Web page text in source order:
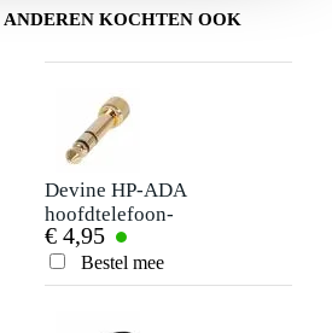
Schrijf zelf een review
Je naam
Je beoordeling
Er zijn nog geen reviews voor dit product.
ANDEREN KOCHTEN OOK
Devine HP-ADA
hoofdtelefoon-
adapter met
schroefdraad (set
van 2)
€ 4,95
Bestel mee